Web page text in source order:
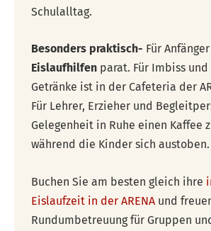
Schulalltag.
Besonders praktisch- Für
Eislaufhilfen parat. Für Imbiss und
Getränke ist in der Cafeteria der
Für Lehrer, Erzieher und
Gelegenheit in Ruhe einen Kaffee
während die Kinder sich austoben.
Buchen Sie am besten gleich ihre
Eislaufzeit in der ARENA und
Rundumbetreuung für Gruppen